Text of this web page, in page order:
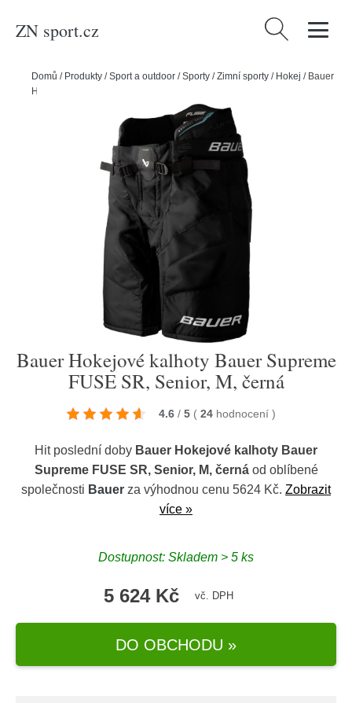
ZN sport.cz Vyhledávání
Domů / Produkty /Sport a outdoor /Sporty /Zimní sporty / Hokej / Bauer
Hokejové kalhoty Bauer Supreme FUSE SR, Senior, M, černá
Bauer Hokejové kalhoty Bauer Supreme
FUSE SR, Senior, M, černá
4.6 / 5 ( 24 hodnocení )
Hit poslední doby Bauer Hokejové kalhoty Bauer
Supreme FUSE SR, Senior, M, černáod oblíbené
společnosti Bauer za výhodnou cenu 5624 Kč. Zobrazit
více »
Dostupnost: Skladem > 5 ks
5 624 Kč vč. DPH
DO OBCHODU »